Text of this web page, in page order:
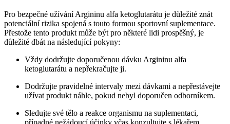
Pro bezpečné užívání Argininu alfa ketoglutarátu je důležité znát
potenciální rizika spojená s touto formou sportovní suplementace.
Přestože tento produkt může být pro některé lidi prospěšný, je
důležité dbát na následující pokyny:
Vždy dodržujte doporučenou dávku Argininu alfa
ketoglutarátu a nepřekračujte ji.
Dodržujte pravidelné intervaly mezi dávkami a nepřestávejte
užívat produkt náhle, pokud nebyl doporučen odborníkem.
Sledujte své tělo a reakce organismu na suplementaci,
případné nežádoucí účinky včas konzultujte s lékařem.